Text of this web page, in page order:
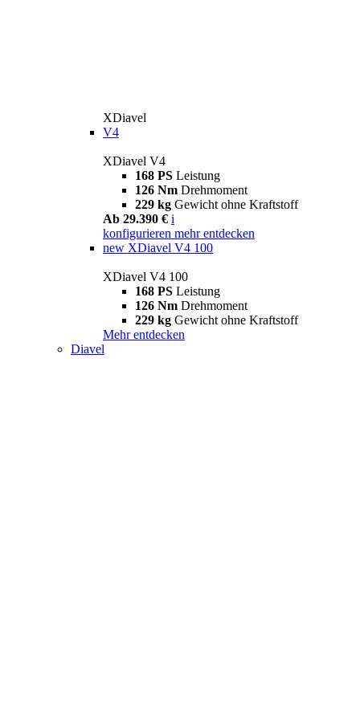
XDiavel
V4
XDiavel V4
168 PS Leistung
126 Nm Drehmoment
229 kg Gewicht ohne Kraftstoff
Ab 29.390 € i
konfigurieren mehr entdecken
new XDiavel V4 100
XDiavel V4 100
168 PS Leistung
126 Nm Drehmoment
229 kg Gewicht ohne Kraftstoff
Mehr entdecken
Diavel